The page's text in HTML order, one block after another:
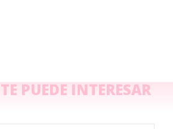
PUEDE INTERESAR